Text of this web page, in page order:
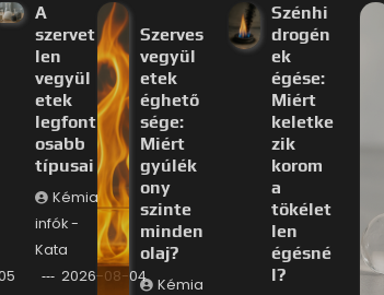
A
szervet
len
vegyül
etek
legfont
osabb
típusai
Kémia
infók -
Kata
2026-08-04
Szerves
vegyül
etek
éghető
sége:
Miért
gyúlék
ony
szinte
minden
olaj?
Kémia
Szénhi
drogén
ek
égése:
Miért
keletke
zik
korom
a
tökélet
len
égésné
l?